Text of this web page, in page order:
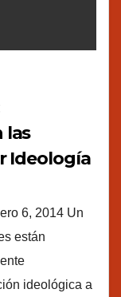
las
Ideología
6, 2014 Un
están
ideológica a